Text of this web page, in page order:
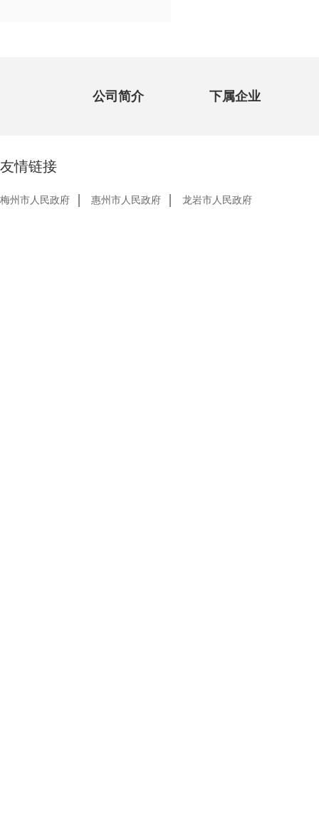
公司简介 下属企业
友情链接
梅州市人民政府 惠州市人民政府 龙岩市人民政府